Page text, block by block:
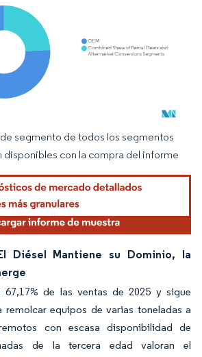
El uso requiere atribución según CC BY 4.0.
segmento de todos los segmentos
disponibles con la compra del informe
Diésel Mantiene su Dominio, la
de las ventas de 2025 y sigue
remolcar equipos de varias toneladas a
con escasa disponibilidad de
de la tercera edad valoran el